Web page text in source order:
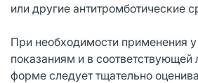
или другие антитромботические
При необходимости применения у
показаниям и в соответствующей
форме следует тщательно